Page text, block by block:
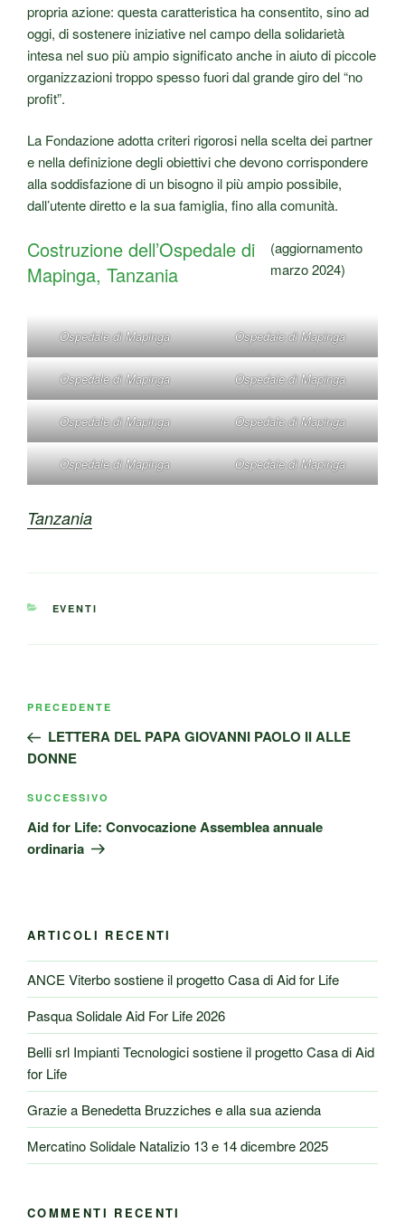
propria azione: questa caratteristica ha consentito, sino ad
oggi, di sostenere iniziative nel campo della solidarietà
intesa nel suo più ampio significato anche in aiuto di piccole
organizzazioni troppo spesso fuori dal grande giro del “no
profit”.
La Fondazione adotta criteri rigorosi nella scelta dei partner
e nella definizione degli obiettivi che devono corrispondere
alla soddisfazione di un bisogno il più ampio possibile,
dall’utente diretto e la sua famiglia, fino alla comunità.
Costruzione dell’Ospedale di
Mapinga, Tanzania
(aggiornamento
marzo 2024)
Ospedale di Mapinga Ospedale di Mapinga
Ospedale di Mapinga Ospedale di Mapinga
Ospedale di Mapinga Ospedale di Mapinga
Ospedale di Mapinga Ospedale di Mapinga
Tanzania
CATEGORIE
EVENTI
Navigazione
Articolo
precedente:
PRECEDENTE
LETTERA DEL PAPA GIOVANNI PAOLO II ALLE
DONNE
Articolo
successivo
SUCCESSIVO
Aid for Life: Convocazione Assemblea annuale
ordinaria
ARTICOLI RECENTI
ANCE Viterbo sostiene il progetto Casa di Aid for Life
Pasqua Solidale Aid For Life 2026
Belli srl Impianti Tecnologici sostiene il progetto Casa di Aid
for Life
Grazie a Benedetta Bruzziches e alla sua azienda
Mercatino Solidale Natalizio 13 e 14 dicembre 2025
COMMENTI RECENTI